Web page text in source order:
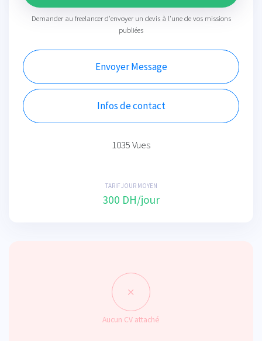
Demander au freelancer d'envoyer un devis à l'une de vos missions
publiées
Envoyer Message
Infos de contact
1035 Vues
TARIF JOUR MOYEN
300 DH/jour
Aucun CV attaché